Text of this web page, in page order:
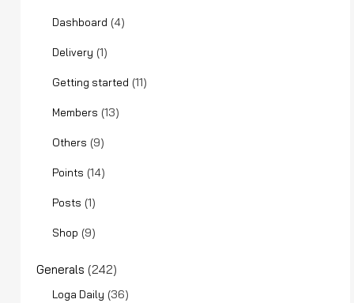
Dashboard (4)
Delivery (1)
Getting started (11)
Members (13)
Others (9)
Points (14)
Posts (1)
Shop (9)
Generals (242)
Loga Daily (36)